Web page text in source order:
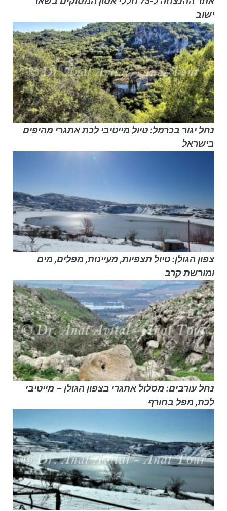
ישוב
נחל יגור בכרמל: טיול מייטיבי לכת אתגרי מהיפים
בישראל
צפון הגולן: טיול תצפיות, מעיינות, מפלים, מים
ומורשת קרב
נחל עורבים: מסלול אתגרי בצפון הגולן – מייטיבי
לכת, מפל בחורף